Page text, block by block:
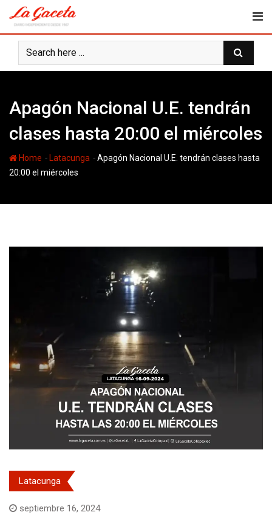
content
Apagón Nacional U.E. tendrán
clases hasta 20:00 el miércoles
Home - Latacunga -Apagón Nacional U.E. tendrán clases hasta
20:00 el miércoles
Latacunga
septiembre 16, 2024